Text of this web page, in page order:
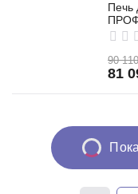
Печь
90 110
81